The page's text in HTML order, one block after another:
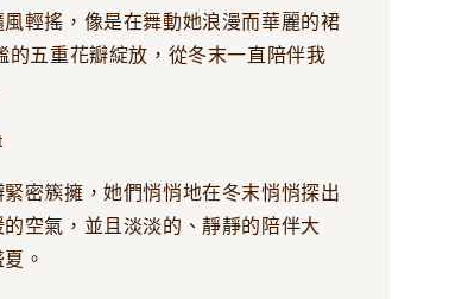
輕搖，像是在舞動她浪漫而華麗的裙
的五重花瓣綻放，從冬末一直陪伴我
密簇擁，她們悄悄地在冬末悄悄探出
空氣，並且淡淡的、靜靜的陪伴大
。